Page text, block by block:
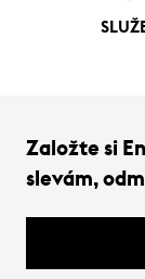
Založte si
slevám,